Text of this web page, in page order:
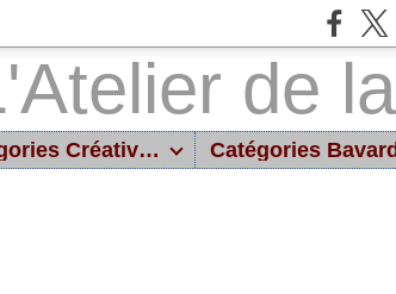
Catégories Créatives